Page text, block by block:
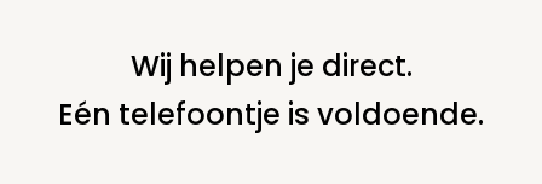
U bent hier: home verzekeringen overige financiering uit
waarde polissen
Wij helpen je direct.
Eén telefoontje is voldoende.